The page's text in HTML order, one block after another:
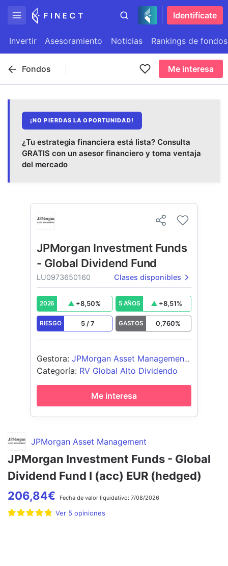
Identifícate
Invertir Asesoramiento Noticias Rankings de fondos
Fondos Me interesa
¡NO PIERDAS LA OPORTUNIDAD!
¿Tu estrategia financiera está lista? Consulta
GRATIS con un asesor financiero y toma ventaja
del mercado
JPMorgan Asset Management
JPMorgan Investment Funds - Global
Dividend Fund I (acc) EUR (hedged)
206,84€ Fecha de valor liquidativo: 7/08/2026
Ver 5 opiniones
JPMorgan Investment Funds
- Global Dividend Fund
LU0973650160 Clases disponibles
2026 +8,50% 5 AÑOS +8,51%
RIESGO 5 /7 GASTOS 0,760%
Gestora: JPMorgan Asset Management
(Europe) S.à r.l.
Categoría: RV Global Alto Dividendo
Me interesa